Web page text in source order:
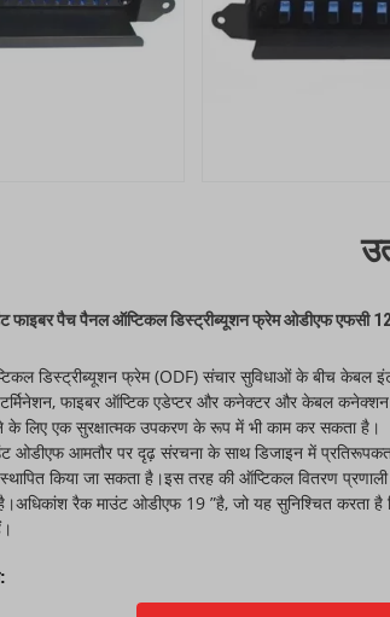
फाइबर पैच पैनल ऑप्टिकल डिस्ट्रीब्यूशन फ्रेम ओडीएफ एफसी
डिस्ट्रीब्यूशन फ्रेम (ODF) संचार सुविधाओं के बीच केबल
फाइबर ऑप्टिक एडेप्टर और कनेक्टर और केबल
के लिए एक सुरक्षात्मक उपकरण के रूप में भी काम कर सकता है।
ओडीएफ आमतौर पर दृढ़ संरचना के साथ डिजाइन में
किया जा सकता है।इस तरह की ऑप्टिकल वितरण
रैक माउंट ओडीएफ 19 ”है, जो यह सुनिश्चित करता है